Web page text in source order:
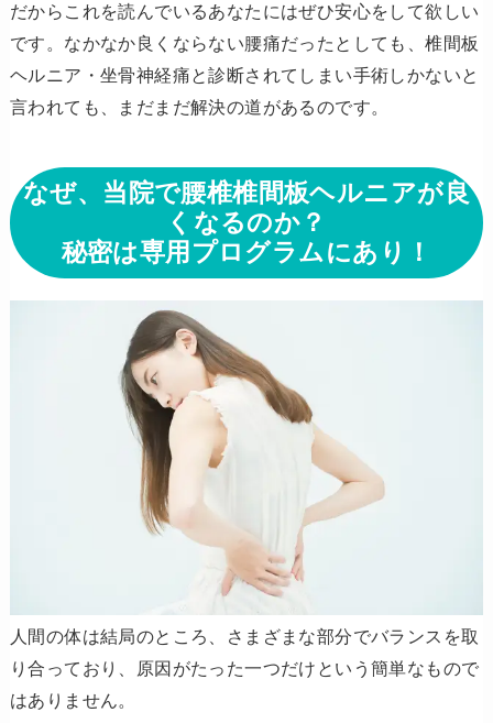
だからこれを読んでいるあなたにはぜひ安心をして欲しい
です。なかなか良くならない腰痛だったとしても、椎間板
ヘルニア・坐骨神経痛と診断されてしまい手術しかないと
言われても、まだまだ解決の道があるのです。
なぜ、当院で腰椎椎間板ヘルニアが良
くなるのか？
秘密は専用プログラムにあり！
人間の体は結局のところ、さまざまな部分でバランスを取
り合っており、原因がたった一つだけという簡単なもので
はありません。